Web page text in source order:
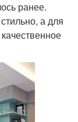
ранее.
а для